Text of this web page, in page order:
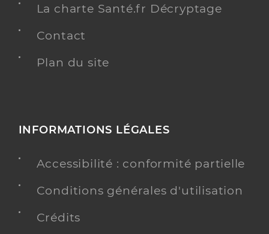
La charte Santé.fr Décryptage
Contact
Plan du site
INFORMATIONS LÉGALES
Accessibilité : conformité partielle
Conditions générales d'utilisation
Crédits